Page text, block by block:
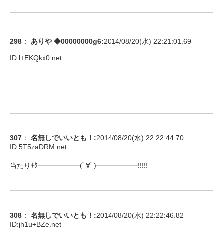
298 ： ありや ◆00000000g6:2014/08/20(水) 22:21:01.69
ID:l+EKQkx0.net
307 ： 名無しでいいとも！ :2014/08/20(水) 22:22:44.70
ID:5T5zaDRM.net
当たりｷﾀ━━━━━━(ﾟ∀ﾟ)━━━━━━!!!!!
308 ： 名無しでいいとも！ :2014/08/20(水) 22:22:46.82
ID:jh1u+BZe.net